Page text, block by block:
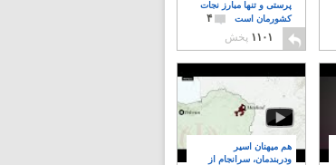
پرستی و تنها مبارز نجات
کشورمان است
۴
۱۱۰۱ پخش
هم میهنان اسیر
ودربندمان، سرانجام از